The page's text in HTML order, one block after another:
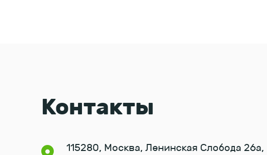
Контакты
115280, Москва, Ленинская Слобода 26а,